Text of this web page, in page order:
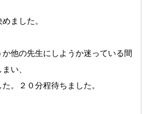
ました。
他の先生にしようか迷っている間
い、
。２０分程待ちました。